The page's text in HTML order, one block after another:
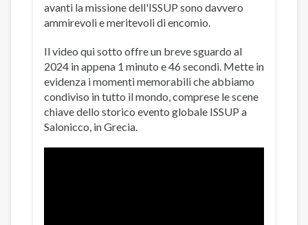
avanti la missione dell'ISSUP sono davvero
ammirevoli e meritevoli di encomio.
Il video qui sotto offre un breve sguardo al
2024 in appena 1 minuto e 46 secondi. Mette in
evidenza i momenti memorabili che abbiamo
condiviso in tutto il mondo, comprese le scene
chiave dello storico evento globale ISSUP a
Salonicco, in Grecia.